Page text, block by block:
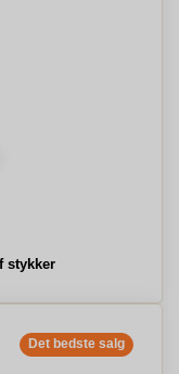
stykker
Det bedste salg